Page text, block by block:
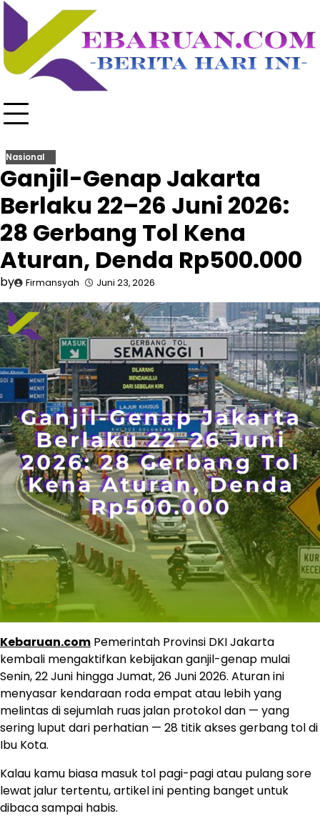
Skip
content
Nasional
Ganjil-Genap Jakarta
Berlaku 22–26 Juni 2026:
28 Gerbang Tol Kena
Aturan, Denda Rp500.000
by Firmansyah Juni 23, 2026
Kebaruan.com Pemerintah Provinsi DKI Jakarta
kembali mengaktifkan kebijakan ganjil-genap mulai
Senin, 22 Juni hingga Jumat, 26 Juni 2026. Aturan ini
menyasar kendaraan roda empat atau lebih yang
melintas di sejumlah ruas jalan protokol dan — yang
sering luput dari perhatian — 28 titik akses gerbang tol di
Ibu Kota.
Kalau kamu biasa masuk tol pagi-pagi atau pulang sore
lewat jalur tertentu, artikel ini penting banget untuk
dibaca sampai habis.